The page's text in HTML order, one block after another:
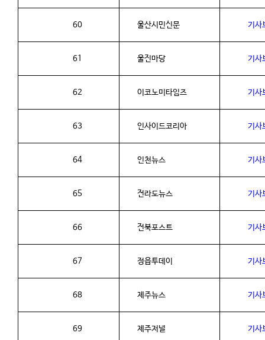
60 울산시민신문 기사
61 울진마당 기사
62 이코노미타임즈 기사
63 인사이드코리아 기사
64 인천뉴스 기사
65 전라도뉴스 기사
66 전북포스트 기사
67 정읍투데이 기사
68 제주뉴스 기사
69 제주저널 기사